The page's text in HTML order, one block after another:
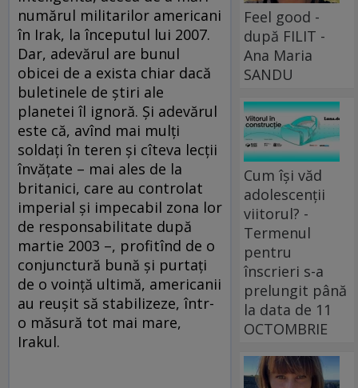
numărul militarilor americani
în Irak, la începutul lui 2007.
Dar, adevărul are bunul
obicei de a exista chiar dacă
buletinele de ştiri ale
planetei îl ignoră. Şi adevărul
este că, avînd mai mulţi
soldaţi în teren şi cîteva lecţii
învăţate – mai ales de la
britanici, care au controlat
imperial şi impecabil zona lor
de responsabilitate după
martie 2003 –, profitînd de o
conjunctură bună şi purtaţi
de o voinţă ultimă, americanii
au reuşit să stabilizeze, într-
o măsură tot mai mare,
Irakul.
Feel good -
după FILIT -
Ana Maria
SANDU
Cum își văd
adolescenții
viitorul? -
Termenul
pentru
înscrieri s-a
prelungit până
la data de 11
OCTOMBRIE